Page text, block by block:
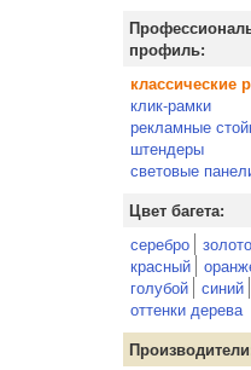
профиль:
клик-рамки
рекламные
штендеры
световые
Цвет багета:
серебро золото
красный
голубой синий
оттенки дерева